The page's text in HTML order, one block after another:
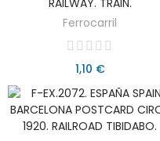
Ferrocarril
1,10 €